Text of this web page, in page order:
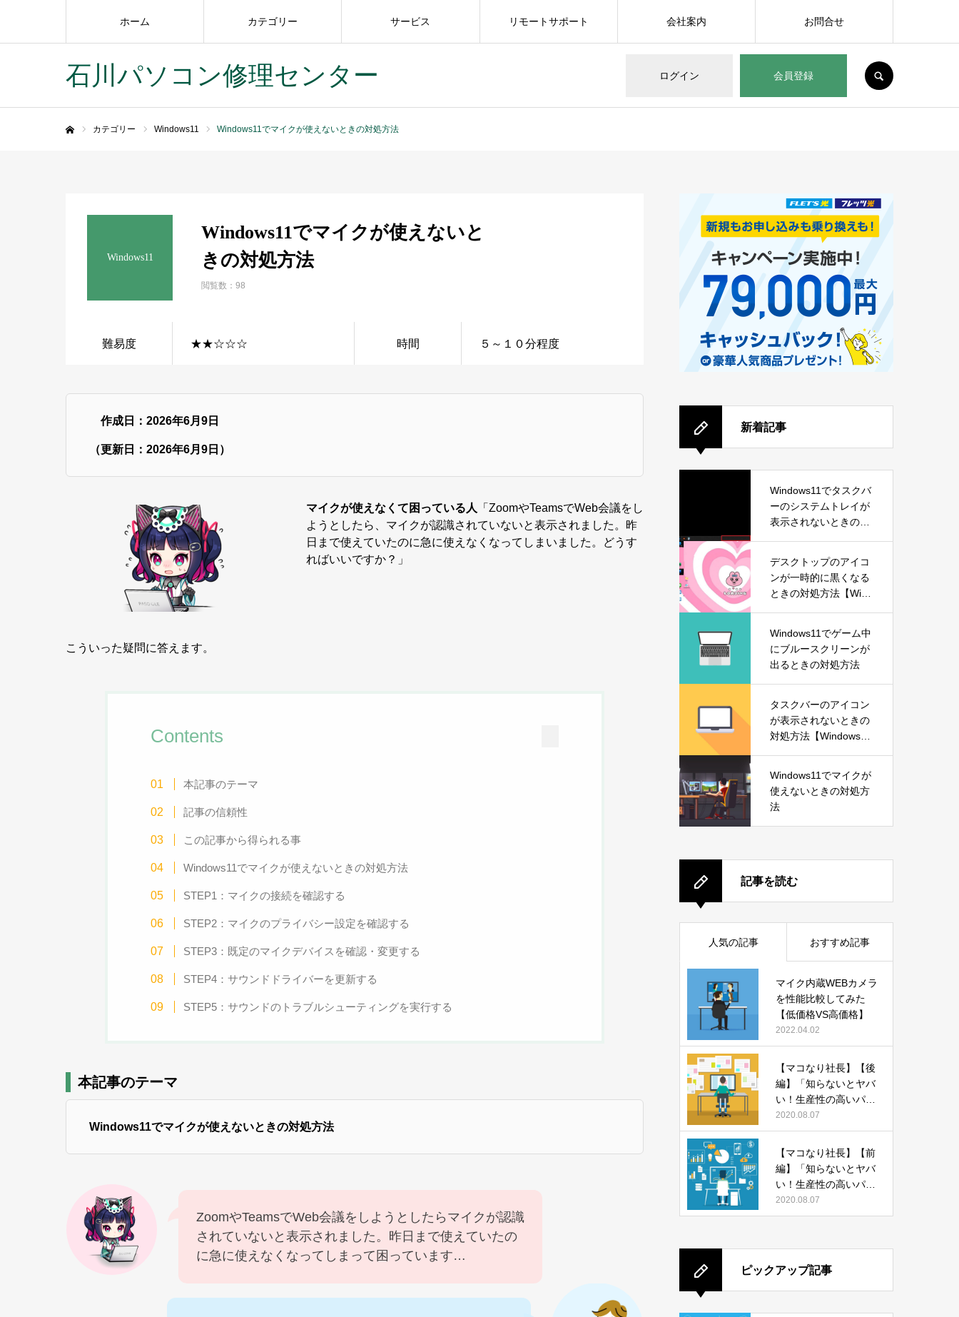
石川パソコン修理センター ログイン 会員登録
ホーム カテゴリー サービス リモートサポート 会社案内 お問合せ
カテゴリー Windows11 Windows11でマイクが使えないときの対処方法
Windows11
Windows11でマイクが使えないと
きの対処方法
閲覧数：98
難易度 ★★☆☆☆ 時間 ５～１０分程度
作成日：2026年6月9日
（更新日：2026年6月9日）
マイクが使えなくて困っている人
「ZoomやTeamsでWeb会議をし
ようとしたら、マイクが認識されていないと表示されました。昨
日まで使えていたのに急に使えなくなってしまいました。どうす
ればいいですか？」
こういった疑問に答えます。
Contents
本記事のテーマ
記事の信頼性
この記事から得られる事
Windows11でマイクが使えないときの対処方法
STEP1：マイクの接続を確認する
STEP2：マイクのプライバシー設定を確認する
STEP3：既定のマイクデバイスを確認・変更する
STEP4：サウンドドライバーを更新する
STEP5：サウンドのトラブルシューティングを実行する
本記事のテーマ
Windows11でマイクが使えないときの対処方法
ZoomやTeamsでWeb会議をしようとしたらマイクが認識
されていないと表示されました。昨日まで使えていたの
に急に使えなくなってしまって困っています…
新着記事
Windows11でタスクバ
ーのシステムトレイが
表示されないときの対
デスクトップのアイコ
ンが一時的に黒くなる
ときの対処方法【Wind
Windows11でゲーム中
にブルースクリーンが
出るときの対処方法
タスクバーのアイコン
が表示されないときの
対処方法【Windows1
Windows11でマイクが
使えないときの対処方
法
記事を読む
人気の記事 おすすめ記事
マイク内蔵WEBカメラ
を性能比較してみた
【低価格VS高価格】
2022.04.02
【マコなり社長】【後
編】「知らないとヤバ
い！生産性の高いパソ
コンの使い方 13選」
をまとめてみた
2020.08.07
【マコなり社長】【前
編】「知らないとヤバ
い！生産性の高いパソ
コンの使い方 13選」
をまとめてみた
2020.08.07
ピックアップ記事